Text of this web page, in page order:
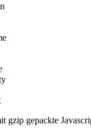
gzip gepackte